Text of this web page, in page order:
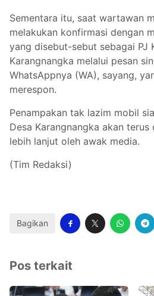
Sementara itu, saat wartawan
melakukan konfirmasi dengan
yang disebut-sebut sebagai PJ
Karangnangka melalui pesan
WhatsAppnya (WA), sayang,
merespon.
Penampakan tak lazim mobil
Desa Karangnangka akan terus
lebih lanjut oleh awak media.
(Tim Redaksi)
Bagikan
Pos terkait